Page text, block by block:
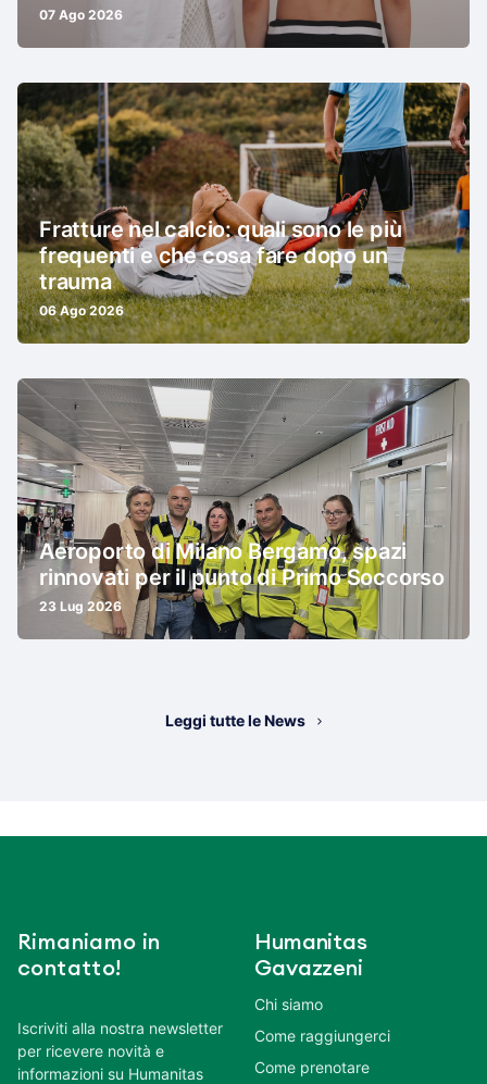
07 Ago 2026
Fratture nel calcio: quali sono le più
frequenti e che cosa fare dopo un
trauma
06 Ago 2026
Aeroporto di Milano Bergamo, spazi
rinnovati per il punto di Primo Soccorso
23 Lug 2026
Leggi tutte le News
Rimaniamo in
contatto!
Iscriviti alla nostra newsletter
per ricevere novità e
informazioni su Humanitas
Humanitas
Gavazzeni
Chi siamo
Come raggiungerci
Come prenotare